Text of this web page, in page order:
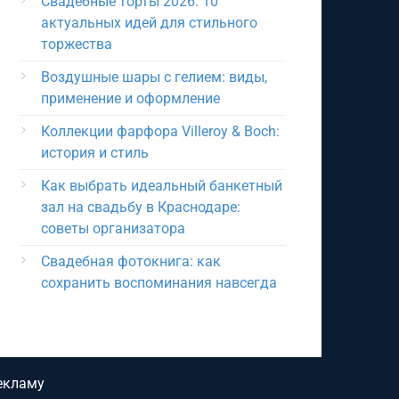
актуальных идей для стильного
торжества
Воздушные шары с гелием: виды,
применение и оформление
Коллекции фарфора Villeroy & Boch:
история и стиль
Как выбрать идеальный банкетный
зал на свадьбу в Краснодаре:
советы организатора
Свадебная фотокнига: как
сохранить воспоминания навсегда